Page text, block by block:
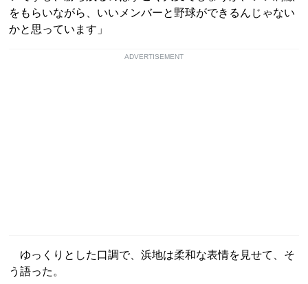
をもらいながら、いいメンバーと野球ができるんじゃない
かと思っています」
ADVERTISEMENT
ゆっくりとした口調で、浜地は柔和な表情を見せて、そ
う語った。